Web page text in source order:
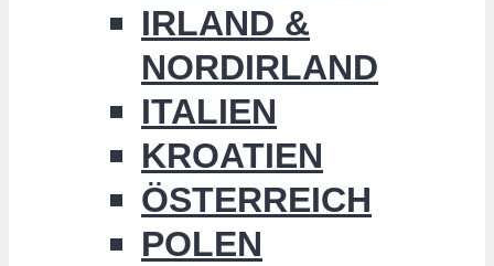
IRLAND &
NORDIRLAND
ITALIEN
KROATIEN
ÖSTERREICH
POLEN